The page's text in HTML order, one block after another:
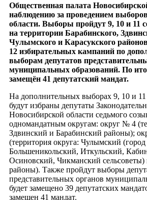
Общественная палата
наблюдению за проведением
области. Выборы пройдут 9, 10 и 11
на территории Барабинского,
Чулымского и Карасукского
12 избирательных кампаний по
выборам депутатов
муниципальных образований. По
замещён 41 депутатский мандат.
На дополнительных выборах 9, 10 и 11
будут избраны депутаты
Новосибирской области седьмого
одномандатным округам: округ № 4
Здвинский и Барабинский районы);
(территория округа: Чулымский
Большеникольский, Иткульский,
Осиновский, Чикманский сельсоветы)
районы). Также пройдут выборы
представительных органов
будет замещено 39 депутатских
замещен 41 мандат.